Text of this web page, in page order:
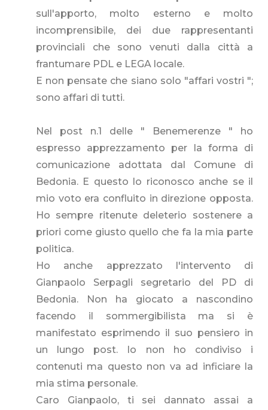
sull'apporto, molto esterno e molto
incomprensibile, dei due rappresentanti
provinciali che sono venuti dalla città a
frantumare PDL e LEGA locale.
E non pensate che siano solo "affari vostri ";
sono affari di tutti.
Nel post n.1 delle " Benemerenze " ho
espresso apprezzamento per la forma di
comunicazione adottata dal Comune di
Bedonia. E questo lo riconosco anche se il
mio voto era confluito in direzione opposta.
Ho sempre ritenute deleterio sostenere a
priori come giusto quello che fa la mia parte
politica.
Ho anche apprezzato l'intervento di
Gianpaolo Serpagli segretario del PD di
Bedonia. Non ha giocato a nascondino
facendo il sommergibilista ma si è
manifestato esprimendo il suo pensiero in
un lungo post. Io non ho condiviso i
contenuti ma questo non va ad inficiare la
mia stima personale.
Caro Gianpaolo, ti sei dannato assai a